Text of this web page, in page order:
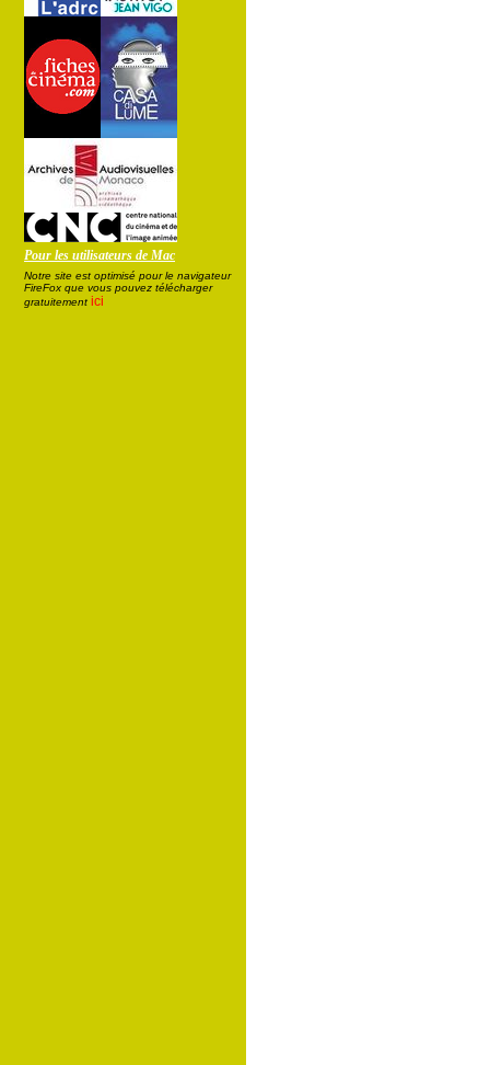
Pour les utilisateurs de Mac
Notre site est optimisé pour le navigateur
FireFox que vous pouvez télécharger
gratuitement ici